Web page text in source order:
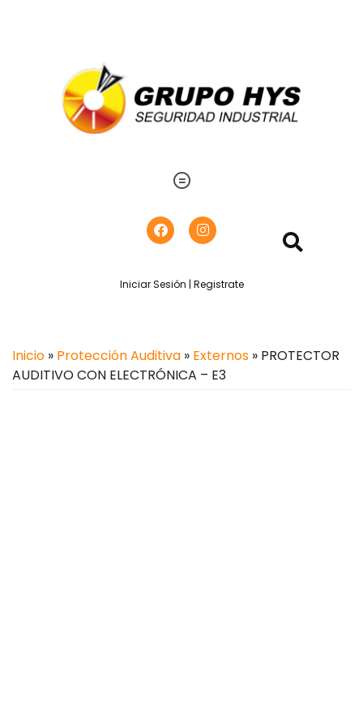
Iniciar Sesión | Registrate
Inicio » Protección Auditiva » Externos » PROTECTOR
AUDITIVO CON ELECTRÓNICA – E3